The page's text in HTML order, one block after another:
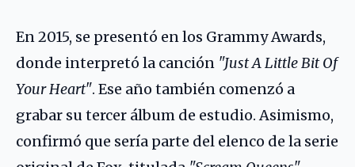
En 2015, se presentó en los Grammy Awards,
donde interpretó la canción "Just A Little Bit Of
Your Heart". Ese año también comenzó a
grabar su tercer álbum de estudio. Asimismo,
confirmó que sería parte del elenco de la serie